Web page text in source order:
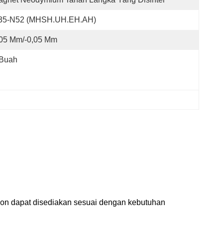
N52 (MHSH.UH.EH.AH)
Mm/-0,05 Mm
dapat disediakan sesuai dengan kebutuhan